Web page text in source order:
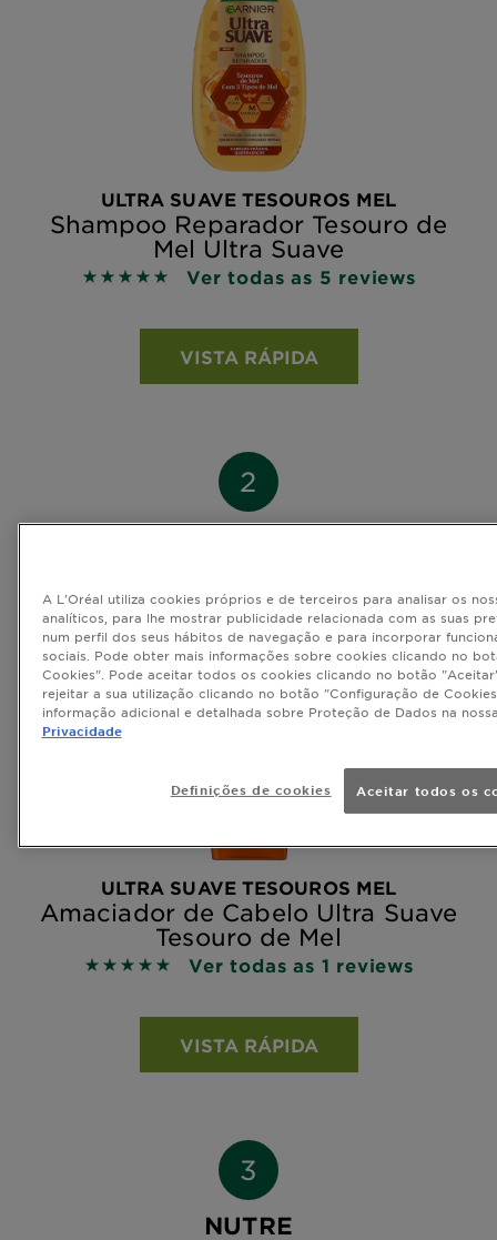
ULTRA SUAVE TESOUROS MEL
Shampoo Reparador Tesouro de
Mel Ultra Suave
5 out of 5 stars based on reviews
Ver todas as 5 reviews
VISTA RÁPIDA
ULTRA SUAVE TESOUROS MEL
Amaciador de Cabelo Ultra Suave
Tesouro de Mel
5 out of 5 stars based on reviews
Ver todas as 1 reviews
VISTA RÁPIDA
NUTRE
A L'Oréal utiliza cookies próprios e de terceiros para analisar os
analíticos, para lhe mostrar publicidade relacionada com as suas
num perfil dos seus hábitos de navegação e para incorporar
sociais. Pode obter mais informações sobre cookies clicando no
Cookies". Pode aceitar todos os cookies clicando no botão
rejeitar a sua utilização clicando no botão "Configuração de
informação adicional e detalhada sobre Proteção de Dados na
Privacidade
Definições de cookies Aceitar todos os